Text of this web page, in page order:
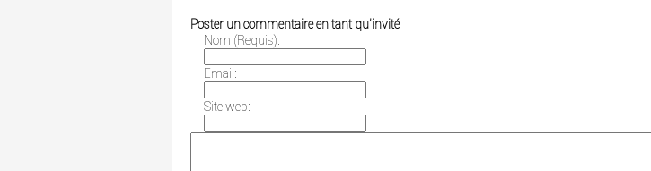
Poster un commentaire en tant qu'invité
Nom (Requis):
Email:
Site web: